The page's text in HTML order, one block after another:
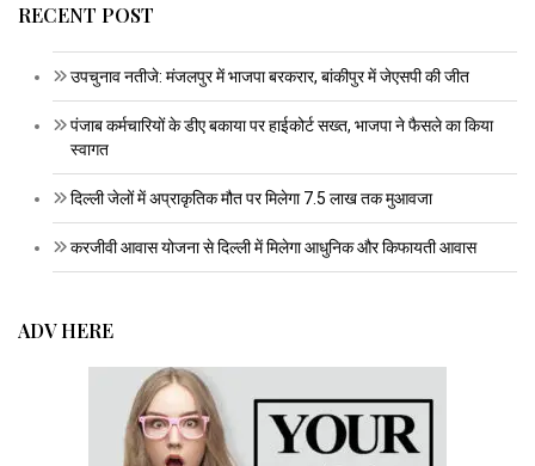
RECENT POST
उपचुनाव नतीजे: मंजलपुर में भाजपा बरकरार, बांकीपुर में जेएसपी की जीत
पंजाब कर्मचारियों के डीए बकाया पर हाईकोर्ट सख्त, भाजपा ने फैसले का किया
स्वागत
दिल्ली जेलों में अप्राकृतिक मौत पर मिलेगा 7.5 लाख तक मुआवजा
करजीवी आवास योजना से दिल्ली में मिलेगा आधुनिक और किफायती आवास
ADV HERE